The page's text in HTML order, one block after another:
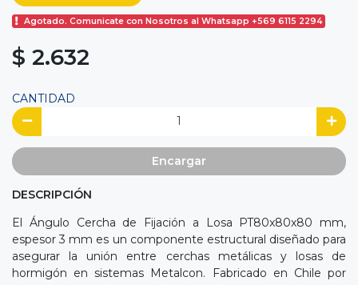
Agotado. Comunicate con Nosotros al Whatsapp +569 6115 2294
$ 2.632
CANTIDAD
Encargar
DESCRIPCIÓN
El Ángulo Cercha de Fijación a Losa PT80x80x80 mm,
espesor 3 mm es un componente estructural diseñado para
asegurar la unión entre cerchas metálicas y losas de
hormigón en sistemas Metalcon. Fabricado en Chile por